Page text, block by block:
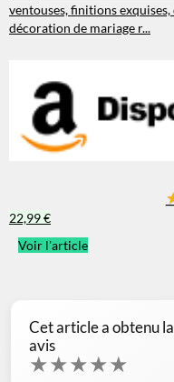
ventouses, finitions
décoration de mariage r...
22,99 €
Voir l'article
Cet article a obtenu
avis
★★★★★